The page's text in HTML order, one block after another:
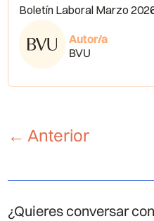
Boletín Laboral Marzo
Autor/a
BVU
←Anterior
¿Quieres conversar